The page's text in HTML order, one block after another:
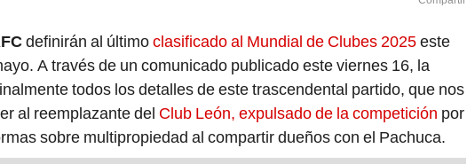
definirán al últimoclasificado al Mundial de Clubes 2025este
A través de un comunicado publicado este viernes 16, la
todos los detalles de este trascendental partido, que nos
al reemplazante del Club León, expulsado de la competición por
sobre multipropiedad al compartir dueños con el Pachuca.